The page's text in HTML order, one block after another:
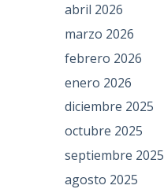
abril 2026
marzo 2026
febrero 2026
enero 2026
diciembre 2025
octubre 2025
septiembre 2025
agosto 2025